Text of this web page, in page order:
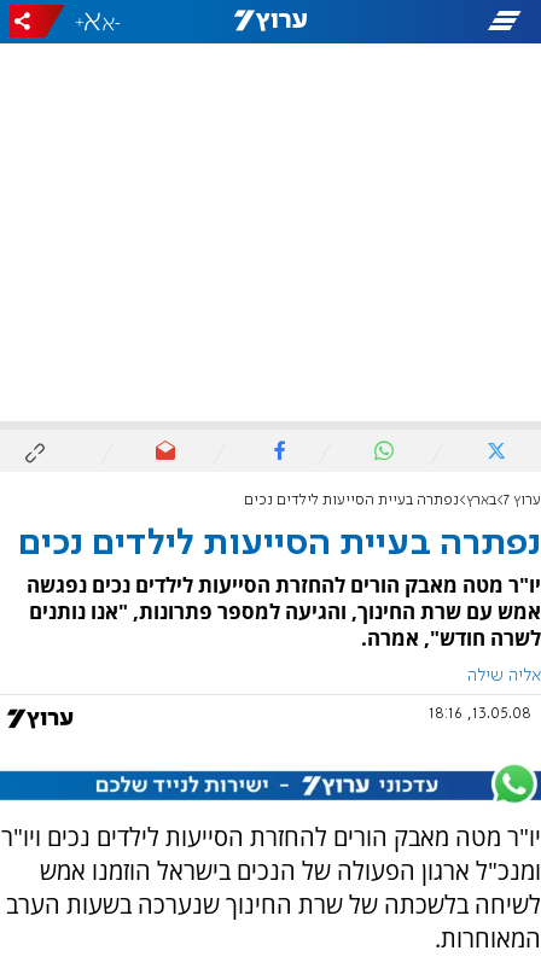
-
+
ערוץ 7 בארץ נפתרה בעיית הסייעות לילדים נכים
נפתרה בעיית הסייעות לילדים נכים
יו"ר מטה מאבק הורים להחזרת הסייעות לילדים נכים נפגשה
אמש עם שרת החינוך, והגיעה למספר פתרונות, "אנו נותנים
לשרה חודש", אמרה.
אליה שילה
13.05.08, 18:16
יו"ר מטה מאבק הורים להחזרת הסייעות לילדים נכים ויו"ר
ומנכ"ל ארגון הפעולה של הנכים בישראל הוזמנו אמש
לשיחה בלשכתה של שרת החינוך שנערכה בשעות הערב
המאוחרות.